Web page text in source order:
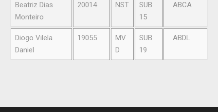
Beatriz Dias
Monteiro
20014 NST
SUB
15
ABCA
Diogo Vilela
Daniel
19055
MV
D
SUB
19
ABDL